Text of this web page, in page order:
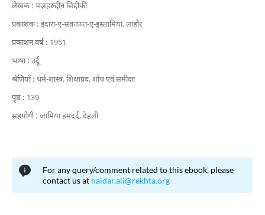
लेखक : मज़हरुद्दीन सिद्दीक़ी
प्रकाशक : इदारा-ए-सक़ाफ़त-ए-इस्लामिया, लाहौर
प्रकाशन वर्ष : 1951
भाषा : उर्दू
श्रेणियाँ : धर्म-शास्त्र,शिक्षाप्रद,शोध एवं समीक्षा
पृष्ठ : 139
सहयोगी : जामिया हमदर्द, देहली
For any query/comment related to this ebook, please
contact us at haidar.ali@rekhta.org